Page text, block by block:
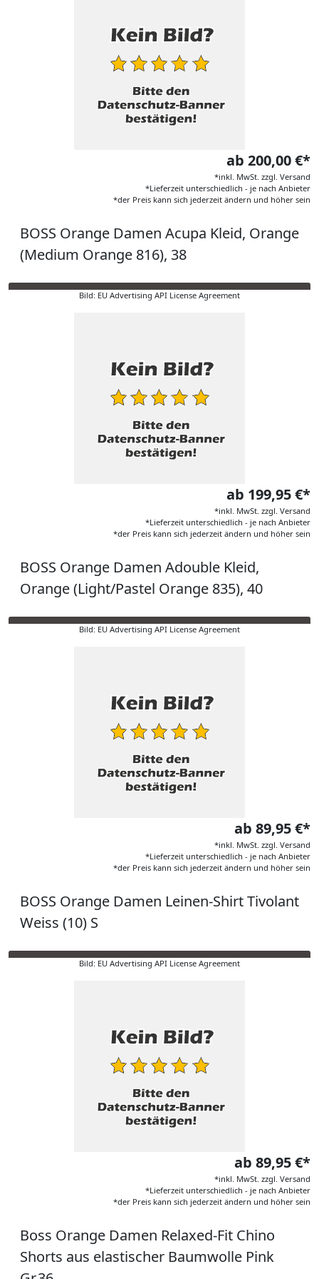
ab 200,00 €*
*inkl. MwSt. zzgl. Versand
*Lieferzeit unterschiedlich - je nach Anbieter
*der Preis kann sich jederzeit ändern und höher sein
BOSS Orange Damen Acupa Kleid, Orange
(Medium Orange 816), 38
Bild: EU Advertising API License Agreement
ab 199,95 €*
*inkl. MwSt. zzgl. Versand
*Lieferzeit unterschiedlich - je nach Anbieter
*der Preis kann sich jederzeit ändern und höher sein
BOSS Orange Damen Adouble Kleid,
Orange (Light/Pastel Orange 835), 40
Bild: EU Advertising API License Agreement
ab 89,95 €*
*inkl. MwSt. zzgl. Versand
*Lieferzeit unterschiedlich - je nach Anbieter
*der Preis kann sich jederzeit ändern und höher sein
BOSS Orange Damen Leinen-Shirt Tivolant
Weiss (10) S
Bild: EU Advertising API License Agreement
ab 89,95 €*
*inkl. MwSt. zzgl. Versand
*Lieferzeit unterschiedlich - je nach Anbieter
*der Preis kann sich jederzeit ändern und höher sein
Boss Orange Damen Relaxed-Fit Chino
Shorts aus elastischer Baumwolle Pink